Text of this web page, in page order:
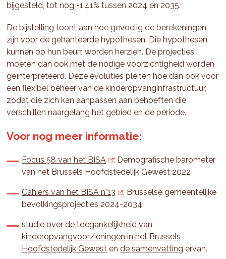
bijgesteld, tot nog +1,41% tussen 2024 en 2035.
De bijstelling toont aan hoe gevoelig de berekeningen
zijn voor de gehanteerde hypothesen. Die hypothesen
kunnen op hun beurt worden herzien. De projecties
moeten dan ook met de nodige voorzichtigheid worden
geïnterpreteerd. Deze evoluties pleiten hoe dan ook voor
een flexibel beheer van de kinderopvanginfrastructuur,
zodat die zich kan aanpassen aan behoeften die
verschillen naargelang het gebied en de periode.
Voor nog meer informatie:
Focus 58 van het BISA
: Demografische barometer
van het Brussels Hoofdstedelijk Gewest 2022
Cahiers van het BISA n°13
: Brusselse gemeentelijke
bevolkingsprojecties 2024-2034
studie over de toegankelijkheid van
kinderopvangvoorzieningen in het Brussels
Hoofdstedelijk Gewest ende samenvatting ervan.